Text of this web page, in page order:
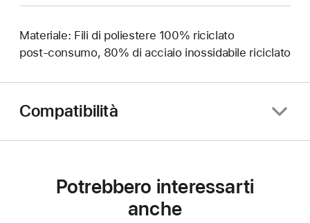
Materiale: Fili di poliestere 100% riciclato
post‑consumo, 80% di acciaio inossidabile riciclato
Compatibilità
Potrebbero interessarti
anche